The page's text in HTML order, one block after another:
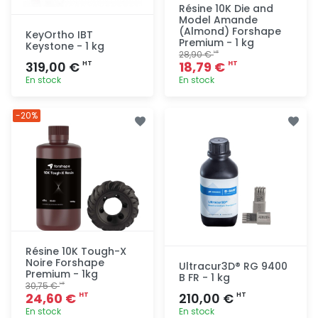
KeyOrtho IBT
Keystone - 1 kg
319,00 € HT
En stock
Résine 10K Die and
Model Amande
(Almond) Forshape
Premium - 1 kg
28,90 €HT
18,79 € HT
En stock
Résine 10K Tough-X
Noire Forshape
Premium - 1kg
30,75 €HT
24,60 € HT
En stock
-20%
Ultracur3D® RG 9400
B FR - 1 kg
210,00 € HT
En stock